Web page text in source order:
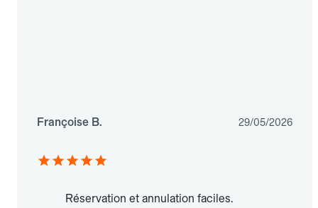
Françoise B. 29/05/2026
Réservation et annulation faciles.